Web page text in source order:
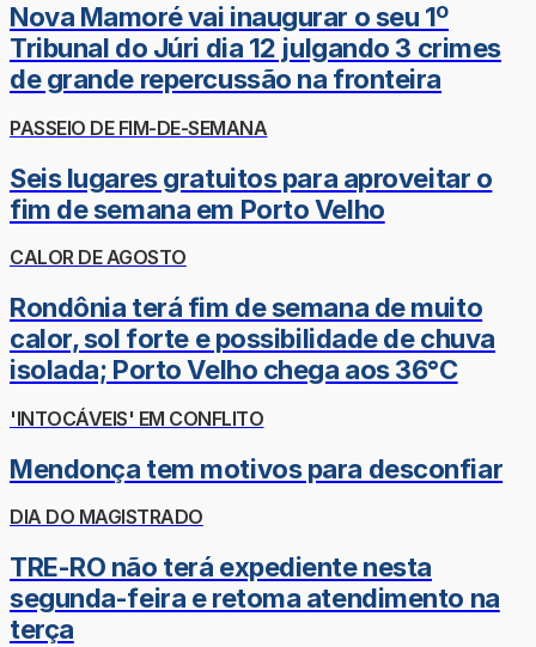
Nova Mamoré vai inaugurar o seu 1º
Tribunal do Júri dia 12 julgando 3 crimes
de grande repercussão na fronteira
PASSEIO DE FIM-DE-SEMANA
Seis lugares gratuitos para aproveitar o
fim de semana em Porto Velho
CALOR DE AGOSTO
Rondônia terá fim de semana de muito
calor, sol forte e possibilidade de chuva
isolada; Porto Velho chega aos 36°C
'INTOCÁVEIS' EM CONFLITO
Mendonça tem motivos para desconfiar
DIA DO MAGISTRADO
TRE-RO não terá expediente nesta
segunda-feira e retoma atendimento na
terça